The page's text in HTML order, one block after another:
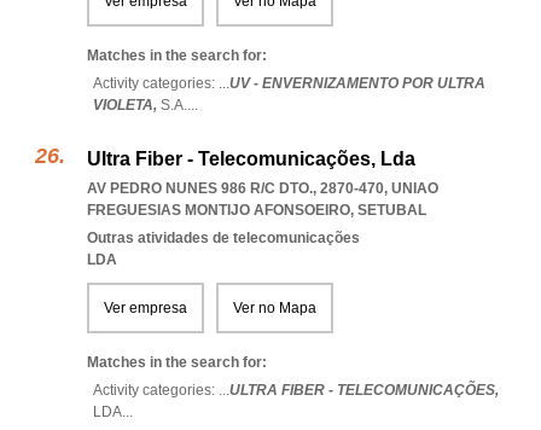
Matches in the search for:
Activity categories: ...UV - ENVERNIZAMENTO POR ULTRA
VIOLETA, S.A....
Ultra Fiber - Telecomunicações, Lda
AV PEDRO NUNES 986 R/C DTO., 2870-470, UNIAO
FREGUESIAS MONTIJO AFONSOEIRO, SETUBAL
Outras atividades de telecomunicações
LDA
Ver empresa Ver no Mapa
Matches in the search for:
Activity categories: ...ULTRA FIBER - TELECOMUNICAÇÕES,
LDA...